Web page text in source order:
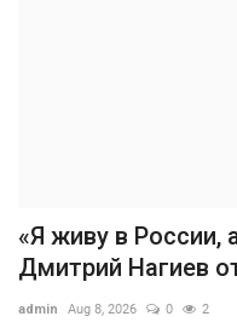
«Я живу в России,
Дмитрий Нагиев
admin Aug 8, 2026 0 2